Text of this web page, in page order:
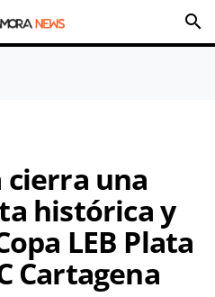
search
cierra una
histórica y
LEB Plata
Cartagena